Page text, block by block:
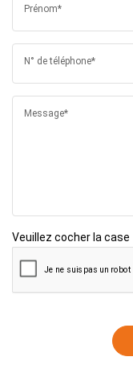
Prénom*
N° de téléphone*
Message*
Veuillez cocher la case